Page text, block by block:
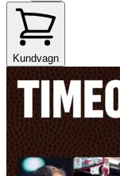
Kundvagn